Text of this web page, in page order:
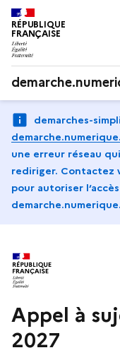
RÉPUBLIQUE
FRANÇAISE
demarches-
une erreur réseau
rediriger. Contactez
pour autoriser
Appel à
2027